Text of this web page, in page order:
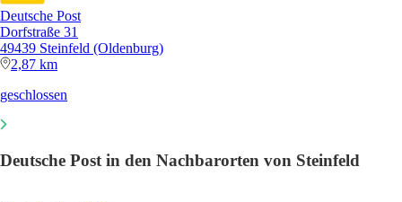
Deutsche Post
Dorfstraße 31
49439 Steinfeld (Oldenburg)
2,87 km
geschlossen
Deutsche Post in den Nachbarorten von Steinfeld